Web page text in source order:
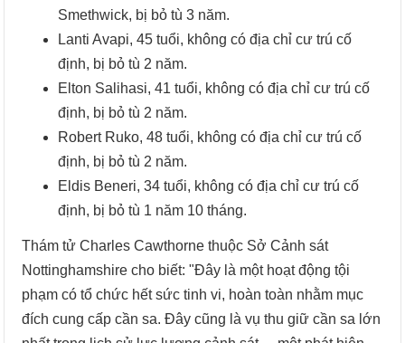
Smethwick, bị bỏ tù 3 năm.
Lanti Avapi, 45 tuổi, không có địa chỉ cư trú cố
định, bị bỏ tù 2 năm.
Elton Salihasi, 41 tuổi, không có địa chỉ cư trú cố
định, bị bỏ tù 2 năm.
Robert Ruko, 48 tuổi, không có địa chỉ cư trú cố
định, bị bỏ tù 2 năm.
Eldis Beneri, 34 tuổi, không có địa chỉ cư trú cố
định, bị bỏ tù 1 năm 10 tháng.
Thám tử Charles Cawthorne thuộc Sở Cảnh sát
Nottinghamshire cho biết: "Đây là một hoạt động tội
phạm có tổ chức hết sức tinh vi, hoàn toàn nhằm mục
đích cung cấp cần sa. Đây cũng là vụ thu giữ cần sa lớn